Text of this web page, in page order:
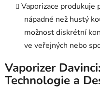
Vaporizace produkuje
nápadné než hustý
možnost diskrétní
ve veřejných nebo
Vaporizer
Technologie a